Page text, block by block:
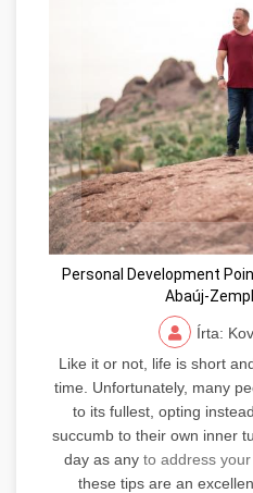
Personal Development
Abaúj-
Írta:
Like it or not, life is short
time. Unfortunately, many
to its fullest, opting
succumb to their own inner
day as any to address
these tips are an